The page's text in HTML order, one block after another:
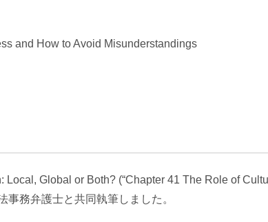
and How to Avoid Misunderstandings
Global or Both? (“Chapter 41 The Role of
事務弁護士と共同執筆しました。